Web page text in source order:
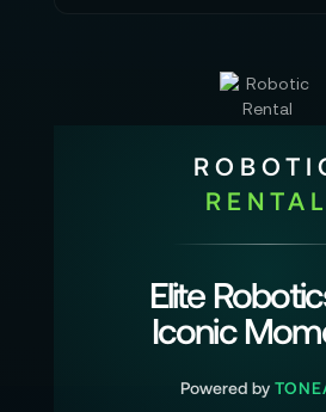
RENTAL
Elite
Iconic
Powered by